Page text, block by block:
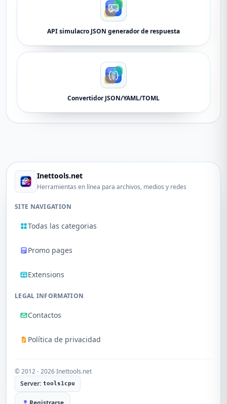
API simulacro JSON generador de respuesta
Convertidor JSON/YAML/TOML
Inettools.net
Herramientas en línea para archivos, medios y redes
SITE NAVIGATION
Todas las categorias
Promo pages
Extensions
LEGAL INFORMATION
Contactos
Política de privacidad
© 2012 - 2026 Inettools.net
Server: tools1cpu